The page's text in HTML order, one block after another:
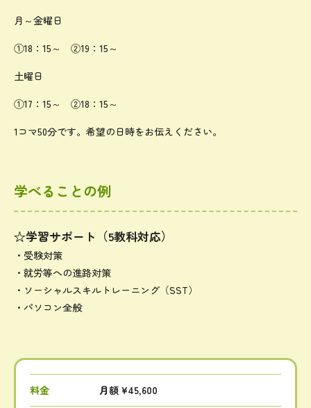
月～金曜日
①18：15～ ②19：15～
土曜日
①17：15～ ②18：15～
1コマ50分です。希望の日時をお伝えください。
学べることの例
☆学習サポート（5教科対応）
・受験対策
・就労等への進路対策
・ソーシャルスキルトレーニング（SST）
・パソコン全般
料金 月額 ¥45,600